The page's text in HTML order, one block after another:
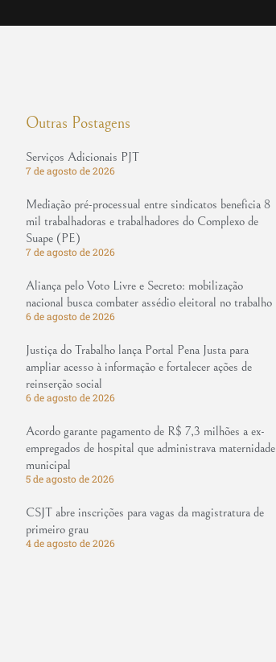
Outras Postagens
Serviços Adicionais PJT
7 de agosto de 2026
Mediação pré-processual entre sindicatos beneficia 8
mil trabalhadoras e trabalhadores do Complexo de
Suape (PE)
7 de agosto de 2026
Aliança pelo Voto Livre e Secreto: mobilização
nacional busca combater assédio eleitoral no trabalho
6 de agosto de 2026
Justiça do Trabalho lança Portal Pena Justa para
ampliar acesso à informação e fortalecer ações de
reinserção social
6 de agosto de 2026
Acordo garante pagamento de R$ 7,3 milhões a ex-
empregados de hospital que administrava maternidade
municipal
5 de agosto de 2026
CSJT abre inscrições para vagas da magistratura de
primeiro grau
4 de agosto de 2026